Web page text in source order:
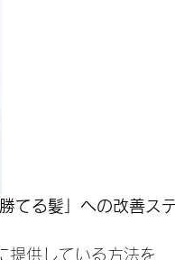
てる髪」への改善ス
提供している方法を